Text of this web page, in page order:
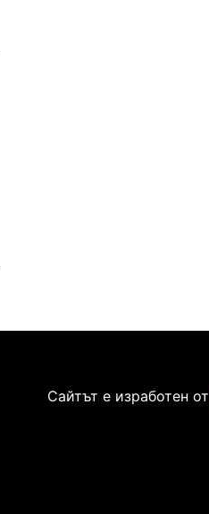
Сайтът е изработен от